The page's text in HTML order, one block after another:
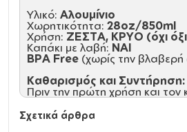
Υλικό: Αλουμίνιο
Χωρητικότητα: 28oz/850ml
Χρήση: ΖΕΣΤΑ, ΚΡΥΟ (όχι
Καπάκι με λαβή: NAI
BPA Free (χωρίς την
Καθαρισμός και Συντήρηση:
Πριν την πρώτη χρήση και τον
αραιωμένο σε ζεστό νερό
Κρατήστε το ακάλυπτο και
Σχετικά άρθρα